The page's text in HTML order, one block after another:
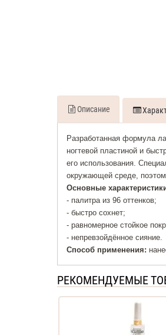
Описание
Разработанная формула
ногтевой пластиной и
его использования.
окружающей среде,
Основные
- палитра из 96 оттенков;
- быстро сохнет;
- равномерное стойкое
- непревзойдённое сияние.
Способ применения:
РЕКОМЕНДУЕМЫЕ